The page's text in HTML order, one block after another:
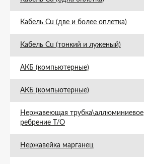
Кабель Cu (две и более оплетка)
Кабель Cu (тонкий и луженый)
АКБ (компьютерные)
АКБ (компьютерные)
Нержавеющая трубка\аллюминиевое
ребрение Т/О
Нержавейка марганец